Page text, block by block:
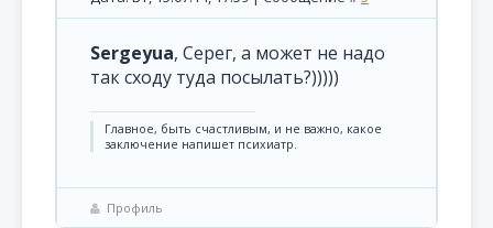
Sergeyua, Серег, а может не надо
так сходу туда посылать?)))))
Главное, быть счастливым, и не важно, какое
заключение напишет психиатр.
Профиль